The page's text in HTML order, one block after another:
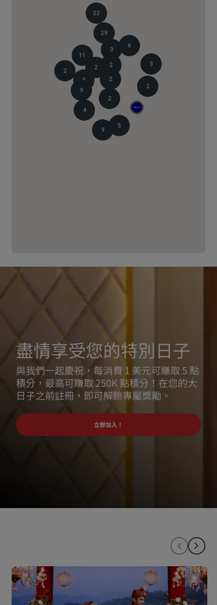
11
22
29
5
3
3
2
4
9
2
6
2
9
5
2
2
2
盡情享受您的特別日子
與我們一起慶祝，每消費 1 美元可賺取 5 點
積分，最高可賺取 250K 點積分！在您的大
日子之前註冊，即可解鎖專屬獎勵。
立即加入！